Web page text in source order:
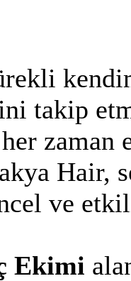
takip
Hair,
ve
Ekimi